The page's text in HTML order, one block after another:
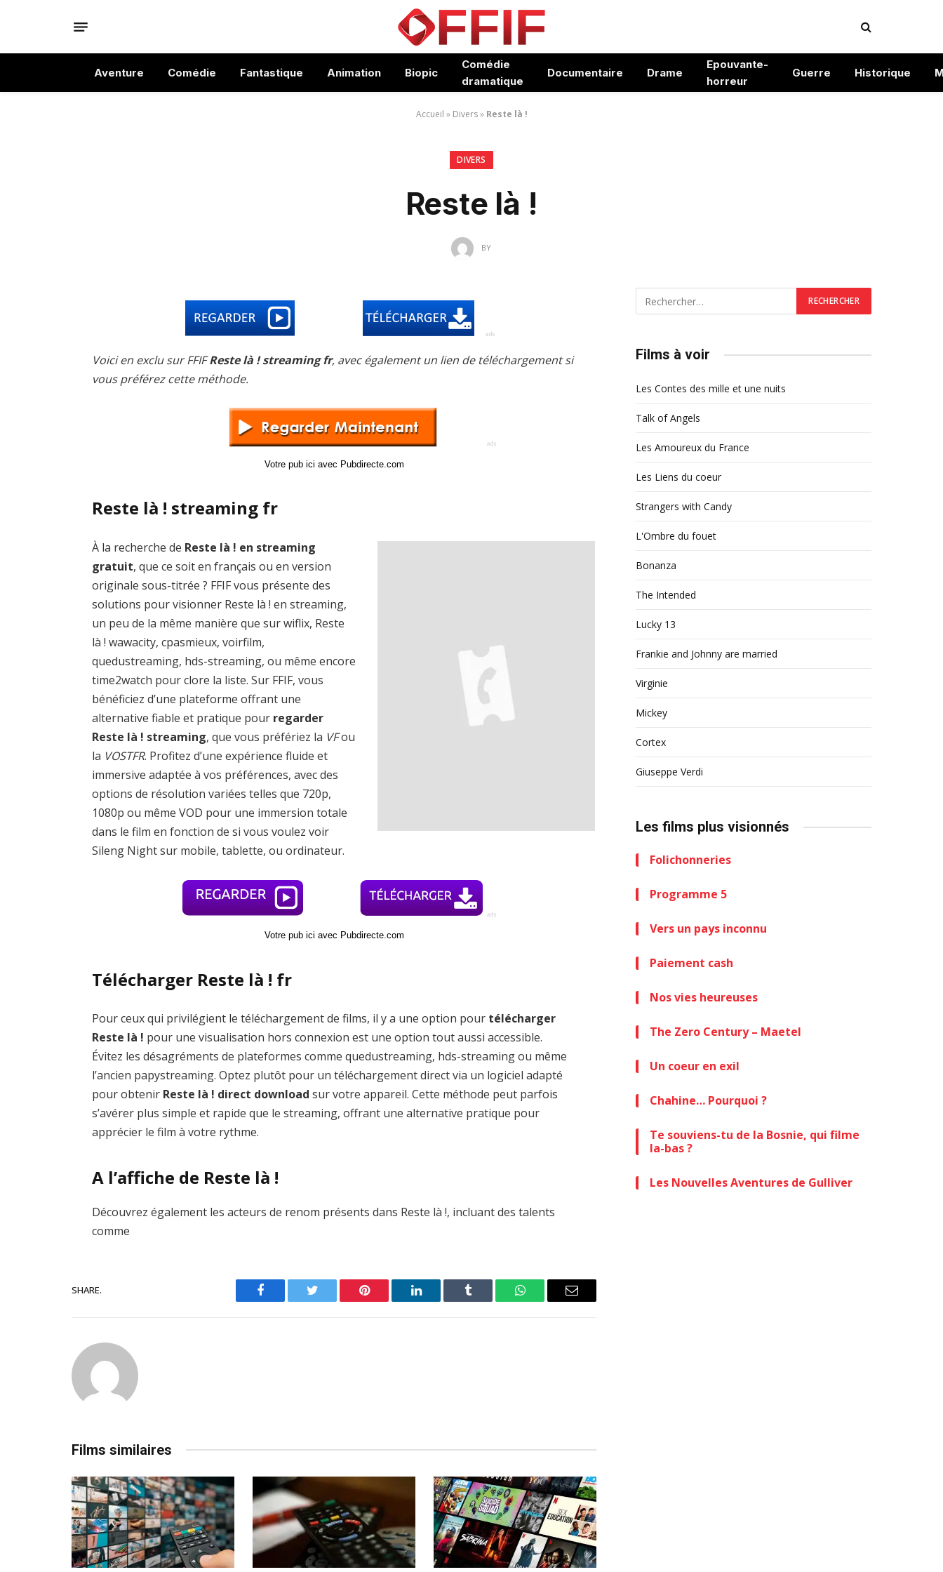
Aventure Comédie Fantastique Animation Biopic
Comédie
dramatique
Documentaire Drame
Epouvante-
horreur
Guerre Historique
Accueil » Divers» Reste là !
DIVERS
Reste là !
BY
Voici en exclu sur FFIFReste là ! streaming fr, avec également un lien de téléchargement si
vous préférez cette méthode.
Votre pub ici avec Pubdirecte.com
Reste là ! streaming fr
À la recherche de Reste là ! en streaming
gratuit, que ce soit en français ou en version
originale sous-titrée ? FFIF vous présente des
solutions pour visionner Reste là ! en streaming,
un peu de la même manière que sur wiflix, Reste
là ! wawacity, cpasmieux, voirfilm,
quedustreaming, hds-streaming, ou même encore
time2watch pour clore la liste. Sur FFIF, vous
bénéficiez d’une plateforme offrant une
alternative fiable et pratique pour regarder
Reste là ! streaming, que vous préfériez la VFou
la VOSTFR. Profitez d’une expérience fluide et
immersive adaptée à vos préférences, avec des
options de résolution variées telles que 720p,
1080p ou même VOD pour une immersion totale
dans le film en fonction de si vous voulez voir
Sileng Night sur mobile, tablette, ou ordinateur.
Votre pub ici avec Pubdirecte.com
Télécharger Reste là ! fr
Pour ceux qui privilégient le téléchargement de films, il y a une option pour télécharger
Reste là ! pour une visualisation hors connexion est une option tout aussi accessible.
Évitez les désagréments de plateformes comme quedustreaming, hds-streaming ou même
l’ancien papystreaming. Optez plutôt pour un téléchargement direct via un logiciel adapté
pour obtenir Reste là ! direct download sur votre appareil. Cette méthode peut parfois
s’avérer plus simple et rapide que le streaming, offrant une alternative pratique pour
apprécier le film à votre rythme.
A l’affiche de Reste là !
Découvrez également les acteurs de renom présents dans Reste là !, incluant des talents
comme
SHARE.
Facebook Twitter Pinterest LinkedIn Tumblr WhatsAppEmail
Films similaires
Films à voir
Les Contes des mille et une nuits
Talk of Angels
Les Amoureux du France
Les Liens du coeur
Strangers with Candy
L'Ombre du fouet
Bonanza
The Intended
Lucky 13
Frankie and Johnny are married
Virginie
Mickey
Cortex
Giuseppe Verdi
Les films plus visionnés
Folichonneries
Programme 5
Vers un pays inconnu
Paiement cash
Nos vies heureuses
The Zero Century – Maetel
Un coeur en exil
Chahine… Pourquoi ?
Te souviens-tu de la Bosnie, qui filme
la-bas ?
Les Nouvelles Aventures de Gulliver